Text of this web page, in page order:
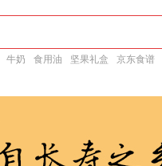
牛奶 食用油 坚果礼盒 京东食谱